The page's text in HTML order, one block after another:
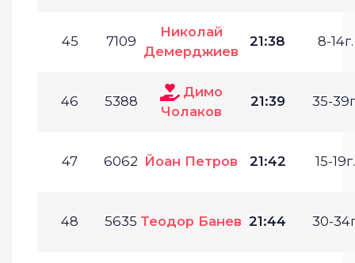
45 7109
Николай
Демерджиев
21:38 8-14г.
46 5388
Димо
Чолаков
21:39 35-
47 6062 Йоан Петров 21:42 15-19г.
48 5635 Теодор Банев 21:44 30-